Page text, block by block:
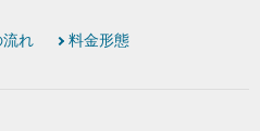
流れ
料金形態